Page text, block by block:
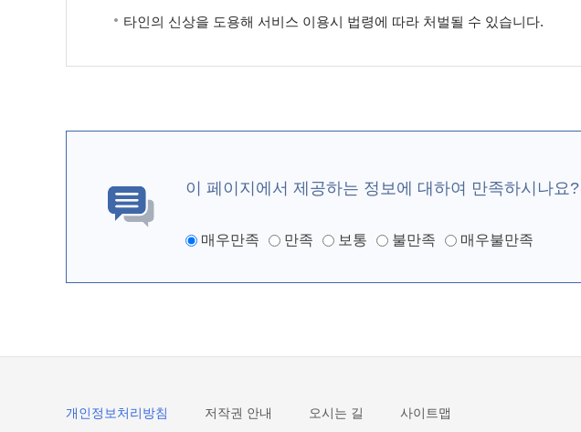
타인의 신상을 도용해 서비스 이용시 법령에 따라 처벌될 수 있습니다.
이 페이지에서 제공하는 정보에 대하여 만족하시나요?
매우만족 만족 보통 불만족 매우불만족
개인정보처리방침 저작권 안내 오시는 길 사이트맵